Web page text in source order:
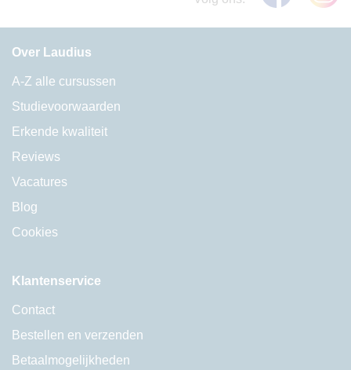
Over Laudius
A-Z alle cursussen
Studievoorwaarden
Erkende kwaliteit
Reviews
Vacatures
Blog
Cookies
Klantenservice
Contact
Bestellen en verzenden
Betaalmogelijkheden